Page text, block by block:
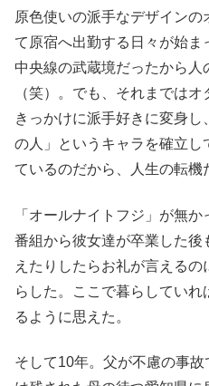
原色使いの派手なデザイン
て原宿へ出勤する日々が始
中央線の武蔵境だったから人
（笑）。でも、それまでは
きっかけに派手好きに変身
の人」というキャラを確立し
ているのだから、人生の転機
「オールナイトフジ」が無
番組から彼女達が卒業した
えたりしたらお礼が言える
らした。ここで暮らしてい
るように思えた。
そして10年。父が不慮の事